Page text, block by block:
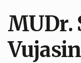
MUDr.